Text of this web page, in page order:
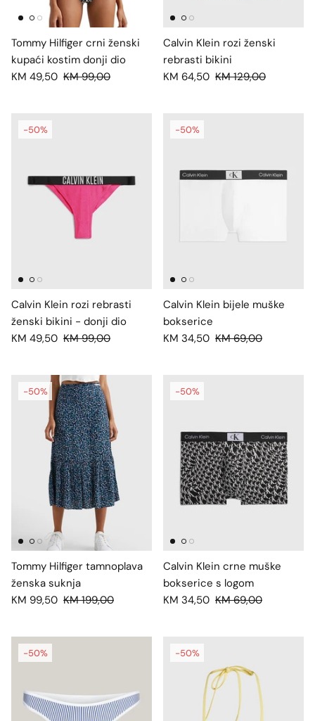
Tommy Hilfiger crni ženski
kupaći kostim donji dio
KM 49,50 KM 99,00
Calvin Klein rozi ženski
rebrasti bikini
KM 64,50 KM 129,00
-50%
Calvin Klein rozi rebrasti
ženski bikini - donji dio
KM 49,50 KM 99,00
-50%
Calvin Klein bijele muške
bokserice
KM 34,50 KM 69,00
-50%
Tommy Hilfiger tamnoplava
ženska suknja
KM 99,50 KM 199,00
-50%
Calvin Klein crne muške
bokserice s logom
KM 34,50 KM 69,00
-50% -50%